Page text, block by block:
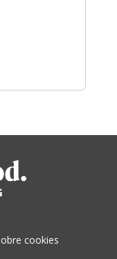
cookies